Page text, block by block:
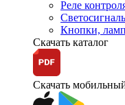
Реле
Кнопки,
Скачать каталог
Скачать